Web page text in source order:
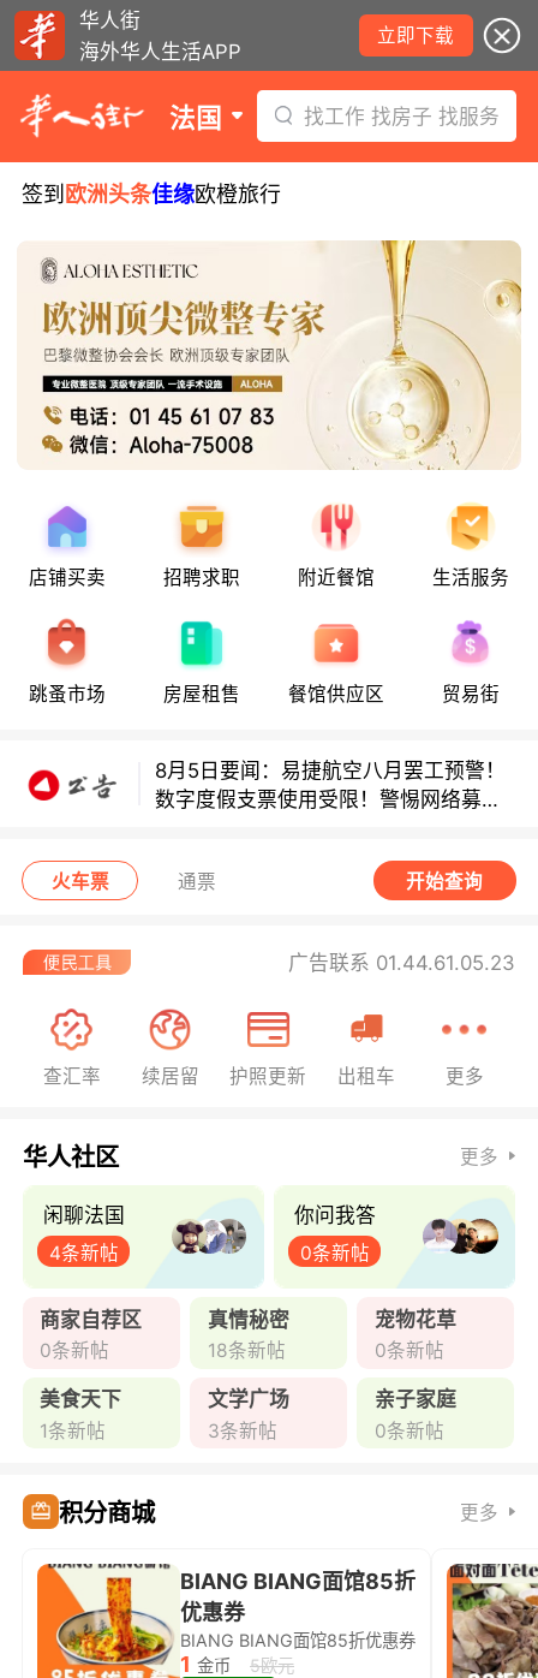
华人街
海外华人生活APP
立即下载
法国 找工作 找房子 找服务
签到 欧洲头条佳缘欧橙旅行
店铺买卖 招聘求职 附近餐馆 生活服务
跳蚤市场 房屋租售 餐馆供应区 贸易街
8月5日要闻：易捷航空八月罢工预警！
数字度假支票使用受限！警惕网络募捐
骗局！
无栏杆收费站逃费将重罚！
多款避孕套因安全缺陷召回！
8月5日要闻：易捷航空八月罢工预警！
数字度假支票使用受限！警惕网络募捐
骗局！
无栏杆收费站逃费将重罚！
火车票 通票 开始查询
广告联系 01.44.61.05.23
查汇率 续居留 护照更新 出租车 更多
华人社区 更多
闲聊法国
4条新帖
你问我答
0条新帖
商家自荐区
0条新帖
真情秘密
18条新帖
宠物花草
0条新帖
美食天下
1条新帖
文学广场
3条新帖
亲子家庭
0条新帖
积分商城 更多
BIANG BIANG面馆85折
优惠券
BIANG BIANG面馆85折优惠券
1 金币
5欧元